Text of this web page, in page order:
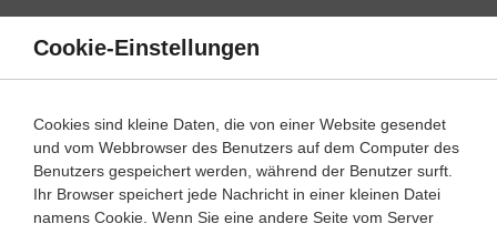
Direkt
Inhalt
Geschichte 5. Klasse ‐ Abitur
Währungsreform (Weimarer Republik)
Cookie-Einstellungen
Cookies sind kleine Daten, die von einer Website gesendet
und vom Webbrowser des Benutzers auf dem Computer des
Benutzers gespeichert werden, während der Benutzer surft.
Ihr Browser speichert jede Nachricht in einer kleinen Datei
namens Cookie. Wenn Sie eine andere Seite vom Server